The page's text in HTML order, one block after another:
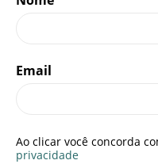
Email
Ao clicar você concorda
privacidade